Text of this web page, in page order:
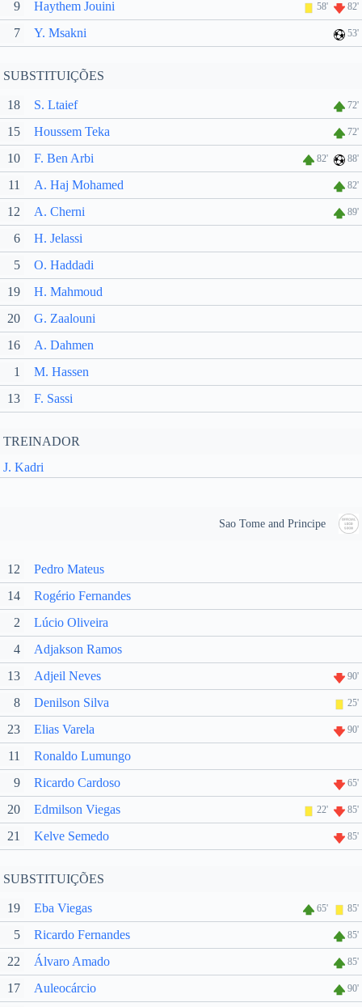
9 Haythem Jouini 58' 82'
7 Y. Msakni 53'
SUBSTITUIÇÕES
18 S. Ltaief 72'
15 Houssem Teka 72'
10 F. Ben Arbi 82' 88'
11 A. Haj Mohamed 82'
12 A. Cherni 89'
6
H. Jelassi
5
O. Haddadi
19
H. Mahmoud
20
G. Zaalouni
16
A. Dahmen
1
M. Hassen
13
F. Sassi
TREINADOR
J. Kadri
Sao Tome and Principe
12
Pedro Mateus
14
Rogério Fernandes
2
Lúcio Oliveira
4
Adjakson Ramos
13
Adjeil Neves 90'
8 Denilson Silva 25'
23 Elias Varela 90'
11
Ronaldo Lumungo
9
Ricardo Cardoso 65'
20 Edmilson Viegas 22' 85'
21 Kelve Semedo 85'
SUBSTITUIÇÕES
19 Eba Viegas 65' 85'
5 Ricardo Fernandes 85'
22 Álvaro Amado 85'
17 Auleocárcio 90'